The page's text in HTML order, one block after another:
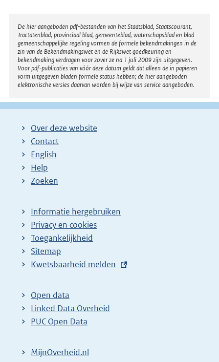
Disclaimer
De hier aangeboden pdf-bestanden van het Staatsblad, Staatscourant,
Tractatenblad, provinciaal blad, gemeenteblad, waterschapsblad en blad
gemeenschappelijke regeling vormen de formele bekendmakingen in de
zin van de Bekendmakingswet en de Rijkswet goedkeuring en
bekendmaking verdragen voor zover ze na 1 juli 2009 zijn uitgegeven.
Voor pdf-publicaties van vóór deze datum geldt dat alleen de in papieren
vorm uitgegeven bladen formele status hebben; de hier aangeboden
elektronische versies daarvan worden bij wijze van service aangeboden.
Over deze website
Contact
English
Help
Zoeken
Informatie hergebruiken
Privacy en cookies
Toegankelijkheid
Sitemap
E
t
e
r
l
Kwetsbaarheid melden
Open data
Linked Data Overheid
PUC Open Data
MijnOverheid.nl